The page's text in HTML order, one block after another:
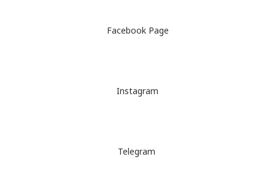
Facebook Page
Instagram
Telegram